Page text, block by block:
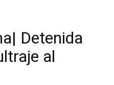
Detenida
al